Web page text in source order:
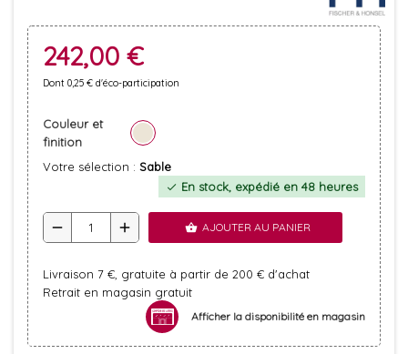
242,00 €
Dont 0,25 € d'éco-participation
Couleur et
finition
Votre sélection : Sable
check En stock, expédié en 48 heures
remove add shopping_basket AJOUTER AU PANIER
Livraison 7 €, gratuite à partir de 200 € d'achat
Retrait en magasin gratuit
Afficher la disponibilité en magasin